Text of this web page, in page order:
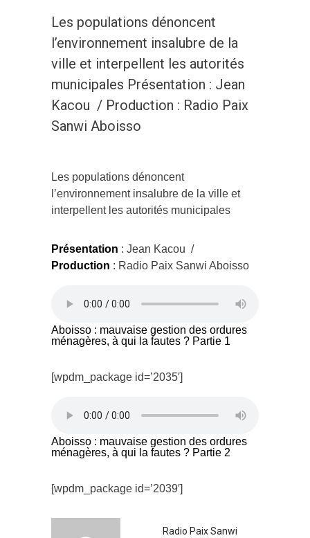
Les populations dénoncent
l’environnement insalubre de la
ville et interpellent les autorités
municipales Présentation : Jean
Kacou / Production : Radio Paix
Sanwi Aboisso
Les populations dénoncent
l’environnement insalubre de la ville et
interpellent les autorités municipales
Présentation : Jean Kacou /
Production : Radio Paix Sanwi Aboisso
Aboisso : mauvaise gestion des ordures
ménagères, à qui la fautes ? Partie 1
[wpdm_package id=’2035′]
Aboisso : mauvaise gestion des ordures
ménagères, à qui la fautes ? Partie 2
[wpdm_package id=’2039′]
Radio Paix Sanwi